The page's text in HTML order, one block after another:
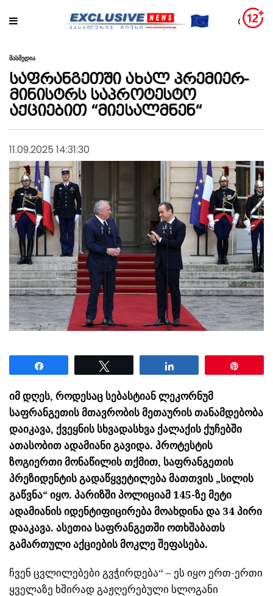
მასმედია
საფრანგეთში ახალ პრემიერ-
მინისტრს საპროტესტო
აქციებით “მიესალმნენ“
11.09.2025 14:31:30
იმ დღეს, როდესაც სებასტიან ლეკორნუმ
საფრანგეთის მთავრობის მეთაურის თანამდებობა
დაიკავა, ქვეყნის სხვადასხვა ქალაქის ქუჩებში
ათასობით ადამიანი გავიდა. პროტესტის
ზოგიერთი მონაწილის თქმით, საფრანგეთის
პრეზიდენტის გადაწყვეტილება მათთვის „სილის
გაწვნა“ იყო. პარიზში პოლიციამ 145-ზე მეტი
ადამიანის იდენტიფიცირება მოახდინა და 34 პირი
დააკავა. ასეთია საფრანგეთში ოთხშაბათს
გამართული აქციების მოკლე შეფასება.
ჩვენ ცვლილებები გვჭირდება“ – ეს იყო ერთ-ერთი
ყველაზე ხშირად გაჟღერებული სლოგანი